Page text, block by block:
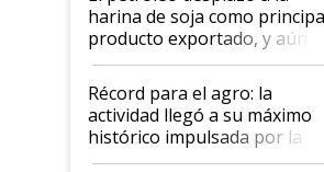
harina de soja como
producto exportado, y aún así
el agro aportó casi seis de
diez dólares y sostuvo el
liderazgo en un semestre
récord
Récord para el agro: la
actividad llegó a su máximo
histórico impulsada por la
cosecha y las exportaciones